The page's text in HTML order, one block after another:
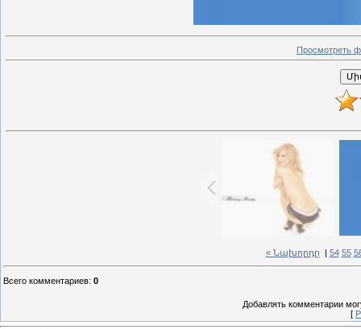
Просмотреть
« Նախորդը 54 55
Всего комментариев: 0
Добавлять комментарии
[